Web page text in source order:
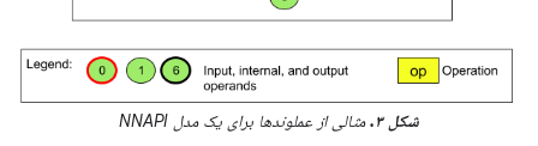
شکل ۳. مثالی از عملوندها برای یک مدل NNAPI